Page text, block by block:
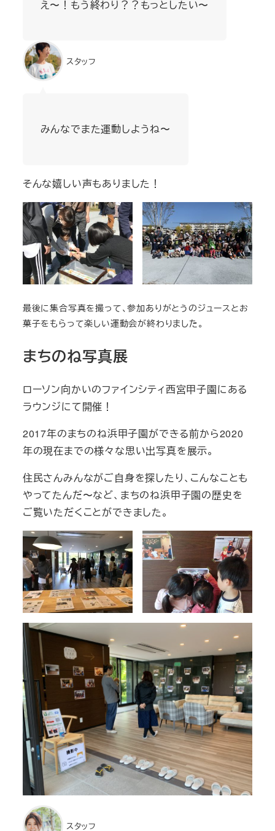
え〜！もう終わり？？もっとしたい〜
スタッフ
みんなでまた運動しようね〜
そんな嬉しい声もありました！
最後に集合写真を撮って、参加ありがとうのジュースとお
菓子をもらって楽しい運動会が終わりました。
まちのね写真展
ローソン向かいのファインシティ西宮甲子園にある
ラウンジにて開催！
2017年のまちのね浜甲子園ができる前から2020
年の現在までの様々な思い出写真を展示。
住民さんみんながご自身を探したり、こんなことも
やってたんだ〜など、まちのね浜甲子園の歴史を
ご覧いただくことができました。
スタッフ